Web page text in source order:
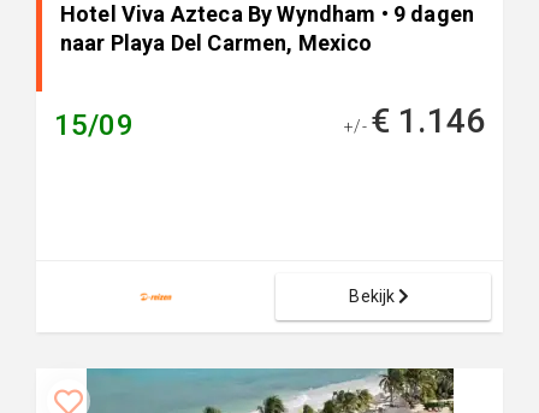
Hotel Viva Azteca By Wyndham • 9 dagen
naar Playa Del Carmen, Mexico
15/09 +/- € 1.146
Bekijk